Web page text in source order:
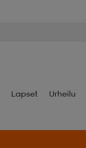
Lapset Urheilu